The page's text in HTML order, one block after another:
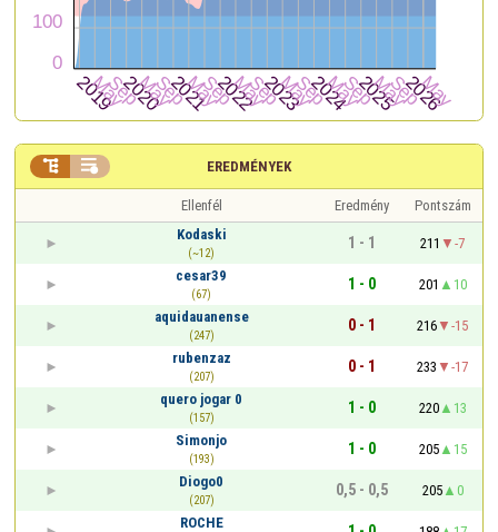
EREDMÉNYEK
 
Ellenfél Eredmény
Pontszám
Kodaski
(~12)
1 - 1 211
-7
cesar39
(67)
1 - 0 201
10
aquidauanense
(247)
0 - 1 216
-15
rubenzaz
(207)
0 - 1 233
-17
quero jogar 0
(157)
1 - 0 220
13
Simonjo
(193)
1 - 0 205
15
Diogo0
(207)
0,5 - 0,5 205
0
ROCHE